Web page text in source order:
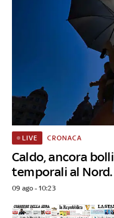
Caldo, ancora
temporali al Nord.
LIVE CRONACA
09 ago - 10:23